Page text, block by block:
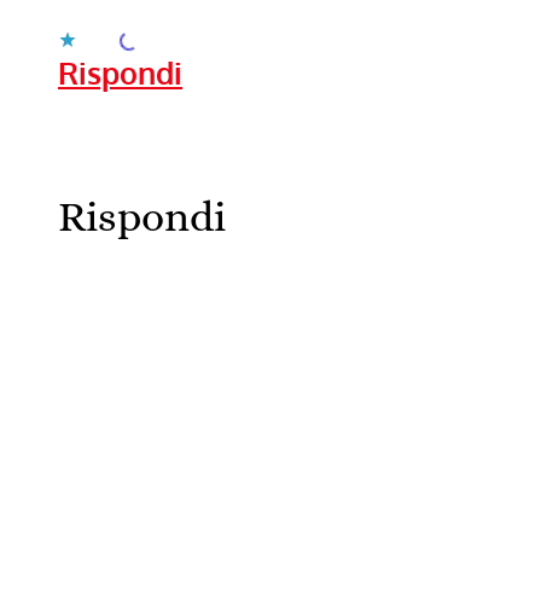
Caricamento...
Rispondi
Rispondi